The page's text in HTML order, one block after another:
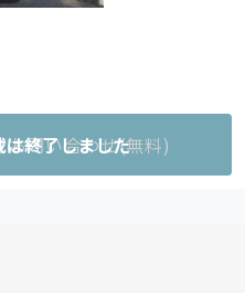
問い合わせ(無料)
終了しました